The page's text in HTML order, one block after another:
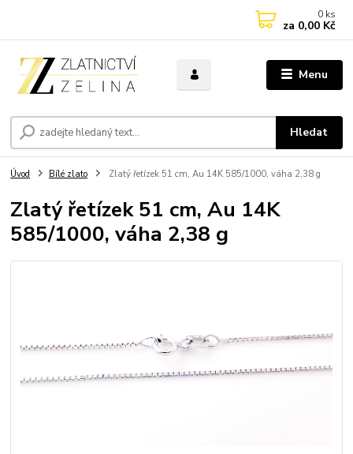
Menu
Hledat
0 ks
za 0,00 Kč
Úvod Bílé zlato Zlatý řetízek 51 cm, Au 14K 585/1000, váha 2,38 g
Zlatý řetízek 51 cm, Au 14K
585/1000, váha 2,38 g